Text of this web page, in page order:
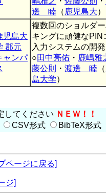
邊 睦 （ 鹿児島大）
児島大
郡元
ャンパ
複数回のショルダ
キングに頑健なPIN
入力システムの開発
○田中亮佑 ・ 鹿嶋雅
藤公則
・ 渡邊 睦 （
島大学）
してください ＮＥＷ！！
CSV形式 BibTeX形式
ページに戻る]
ジ]